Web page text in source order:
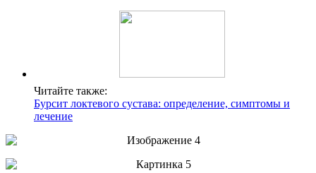
Читайте также:
Бурсит локтевого сустава: определение, симптомы и
лечение